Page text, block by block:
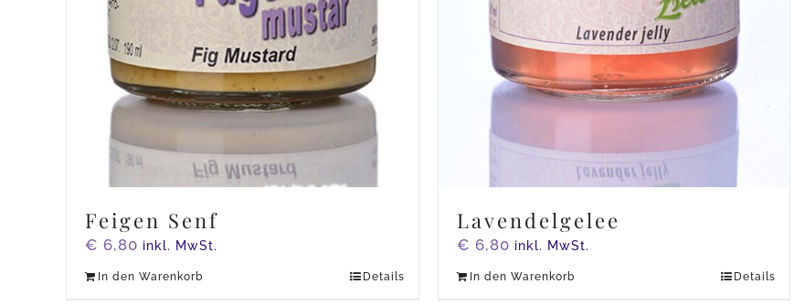
Feigen Senf
€ 6,80 inkl. MwSt.
In den Warenkorb Details
Lavendelgelee
€ 6,80 inkl. MwSt.
In den Warenkorb Details